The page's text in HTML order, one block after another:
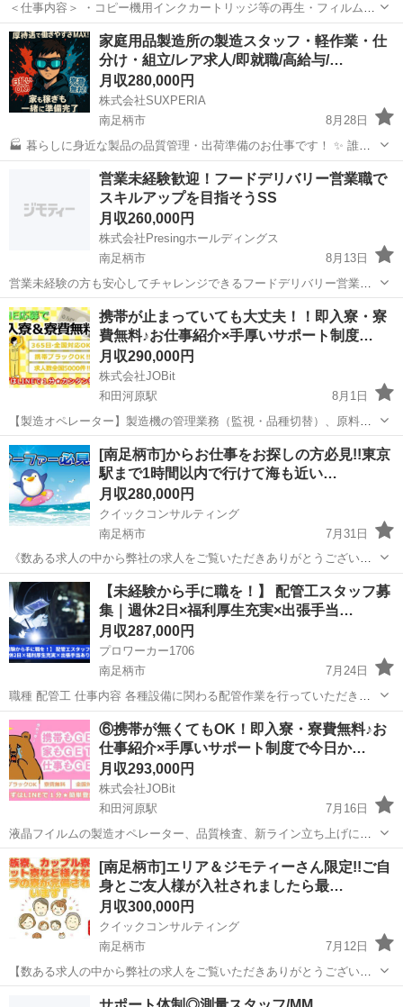
＜仕事内容＞ ・コピー機用インクカートリッジ等の再生・フィルム製
品の組立・検査作業 ・ボタン操作や目視検査などのシンプル作業 ・立
ち作業も一部あり、検査時は座り作業 ・クリーンルーム（快適な室
温）での勤務 ・作業服...
神奈川 南足柄市 その他 未経験
家庭用品製造所の製造スタッフ・軽作業・仕
分け・組立/レア求人/即就職/高給与/…
月収280,000円
株式会社SUXPERIA
南足柄市
8月28日
🏭 暮らしに身近な製品の品質管理・出荷準備のお仕事です！ ✨ 誰も
が手に取る商品の最終チェックを担当していただきます。具体的に
は、製品の動作確認や外観検査を通じて、お客様に安心してご使用い
ただける品質を保証する重要な役...
南足柄市 工場 社会保険
営業未経験歓迎！フードデリバリー営業職で
スキルアップを目指そうSS
月収260,000円
株式会社Presingホールディングス
南足柄市
8月13日
営業未経験の方も安心してチャレンジできるフードデリバリー営業職
です。研修制度が充実しているので、営業の基本からしっかり学びな
がら成長できます。 急成長する業界で、あなたの努力が直接成果に繋
がるやりがいある仕事です。営業経験...
神奈川 南足柄市 営業
携帯が止まっていても大丈夫！！即入寮・寮
費無料♪お仕事紹介×手厚いサポート制度…
月収290,000円
株式会社JOBit
和田河原駅
8月1日
【製造オペレーター】製造機の管理業務（監視・品種切替）、原料送
液、製品の抜き取り検査、製品の包装・倉庫格納。 【品質検査】製造
した液晶フイルムの検査（目視・専用機器）、性能・品質測定 【新ラ
インの工事・試作対応】立ち上げ...
神奈川 南足柄市 和田河原駅 工場 業務
[南足柄市]からお仕事をお探しの方必見!!東京
駅まで1時間以内で行けて海も近い…
月収280,000円
クイックコンサルティング
南足柄市
7月31日
《数ある求人の中から弊社の求人をご覧いただきありがとうございま
す!!》 実際に募集中の求人を抜粋して掲載しております!! 神奈川県内
の求人数が多く掲載できていない求人も沢山あるので、相談だけでも
大歓迎です♪ 受付方法に...
神奈川 南足柄市 その他 未経験
【未経験から手に職を！】 配管工スタッフ募
集｜週休2日×福利厚生充実×出張手当…
月収287,000円
プロワーカー1706
南足柄市
7月24日
職種 配管工 仕事内容 各種設備に関わる配管作業を行っていただきま
す。 未経験からでも丁寧に指導しますので、安心してスタート可能で
す！ 「体を動かして働きたい」「一生モノの技術を身につけたい」と
いう方、...
神奈川 南足柄市 その他 未経験
⑥携帯が無くてもOK！即入寮・寮費無料♪お
仕事紹介×手厚いサポート制度で今日か…
月収293,000円
株式会社JOBit
和田河原駅
7月16日
液晶フイルムの製造オペレーター、品質検査、新ライン立ち上げによ
る工事・試作対応など 【製造オペレーター】製造機の管理業務（監
視・品種切替）、原料送液、製品の抜き取り検査、製品の包装・倉庫
格納。 【品質検査】製造した液晶フ...
神奈川 南足柄市 和田河原駅
[南足柄市]エリア＆ジモティーさん限定!!ご自
身とご友人様が入社されましたら最…
月収300,000円
クイックコンサルティング
南足柄市
7月12日
【数ある求人の中から弊社の求人をご覧いただきありがとうございま
す!!】 ジモティーさん限定でご友人様をご紹介いただき入社1ヶ月経過
南足柄市 その他 交代勤務